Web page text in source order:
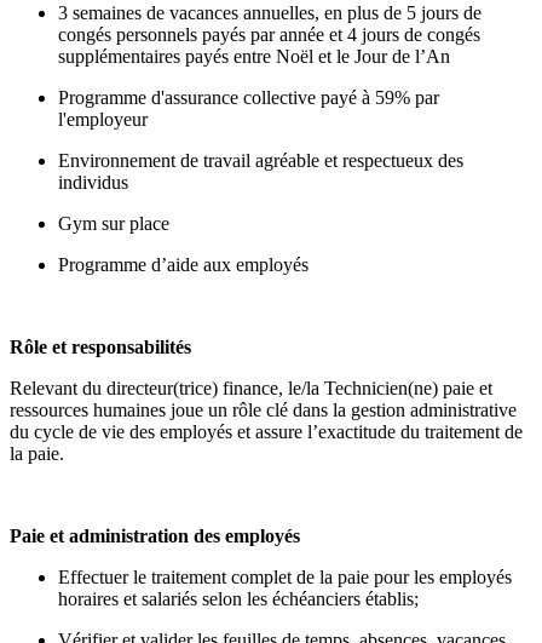
3 semaines de vacances annuelles, en plus de 5 jours de
congés personnels payés par année et 4 jours de congés
supplémentaires payés entre Noël et le Jour de l’An
Programme d'assurance collective payé à 59% par
l'employeur
Environnement de travail agréable et respectueux des
individus
Gym sur place
Programme d’aide aux employés
Rôle et responsabilités
Relevant du directeur(trice) finance, le/la Technicien(ne) paie et
ressources humaines joue un rôle clé dans la gestion administrative
du cycle de vie des employés et assure l’exactitude du traitement de
la paie.
Paie et administration des employés
Effectuer le traitement complet de la paie pour les employés
horaires et salariés selon les échéanciers établis;